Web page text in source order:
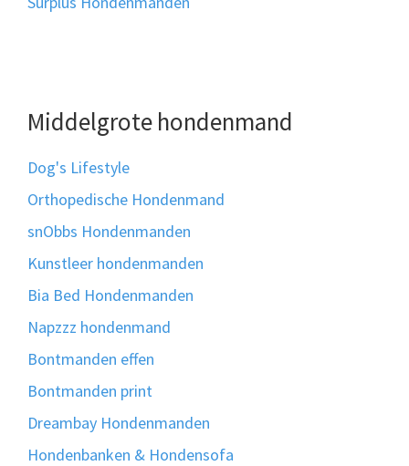
Middelgrote hondenmand
Dog's Lifestyle
Orthopedische Hondenmand
snObbs Hondenmanden
Kunstleer hondenmanden
Bia Bed Hondenmanden
Napzzz hondenmand
Bontmanden effen
Bontmanden print
Dreambay Hondenmanden
Hondenbanken & Hondensofa